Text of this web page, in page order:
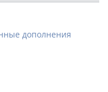
дополнения